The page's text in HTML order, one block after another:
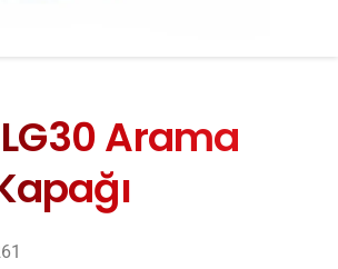
Arama
formu kullanarak bizimle
geçebilirsiniz.